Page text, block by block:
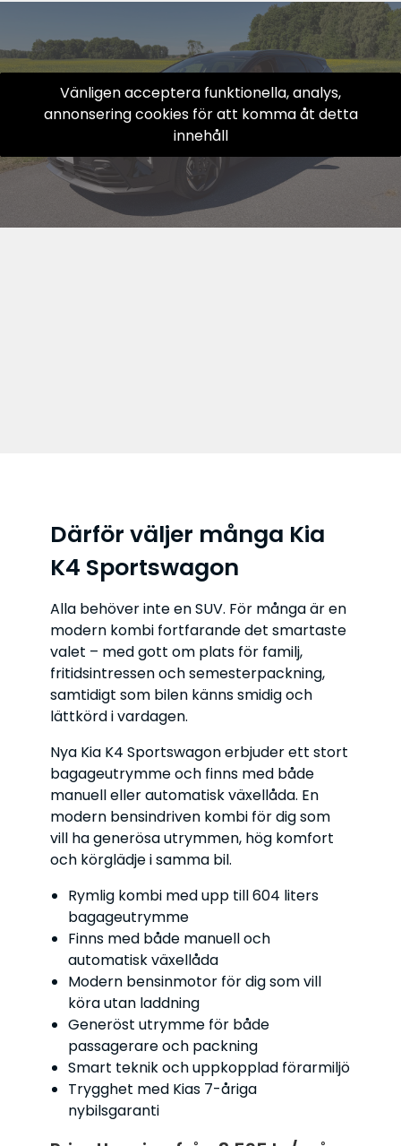
Vänligen acceptera funktionella, analys,
annonsering cookies för att komma åt detta
innehåll
Därför väljer många Kia
K4 Sportswagon
Alla behöver inte en SUV. För många är en
modern kombi fortfarande det smartaste
valet – med gott om plats för familj,
fritidsintressen och semesterpackning,
samtidigt som bilen känns smidig och
lättkörd i vardagen.
Nya Kia K4 Sportswagon erbjuder ett stort
bagageutrymme och finns med både
manuell eller automatisk växellåda. En
modern bensindriven kombi för dig som
vill ha generösa utrymmen, hög komfort
och körglädje i samma bil.
Rymlig kombi med upp till 604 liters
bagageutrymme
Finns med både manuell och
automatisk växellåda
Modern bensinmotor för dig som vill
köra utan laddning
Generöst utrymme för både
passagerare och packning
Smart teknik och uppkopplad förarmiljö
Trygghet med Kias 7-åriga
nybilsgaranti